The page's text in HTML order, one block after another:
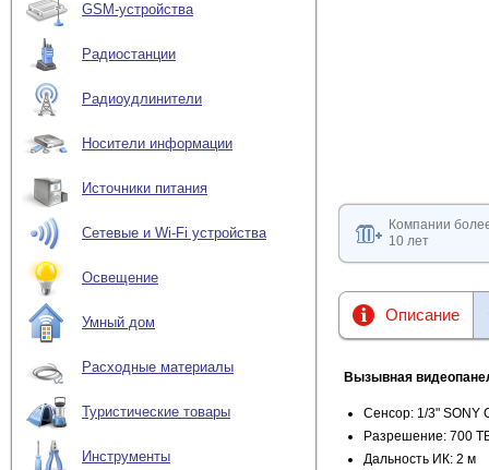
GSM-устройства
Радиостанции
Радиоудлинители
Носители информации
Источники питания
Сетевые и Wi-Fi устройства
Освещение
Умный дом
Расходные материалы
Туристические товары
Инструменты
Компании
10 лет
Описание
Вызывная
Сенсор: 1/3" SONY
Разрешение: 700
Дальность ИК: 2 м